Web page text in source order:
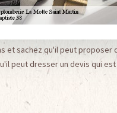
et sachez qu'il peut proposer
peut dresser un devis qui